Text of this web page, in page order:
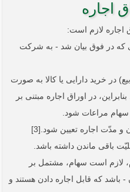
اجاره
- با توضیحی که در فوق بیان شد - به شرکت
در خرید دارایی یا کالا به صورت
در اوراق اجاره مبتنی بر
مراعات شود.
و مدّت اجاره تعیین شود.[3]
باقی ماندن داشته باشد.
لازم است سهام، مشتمل بر
- باشد که قابل اجاره دادن هستند و